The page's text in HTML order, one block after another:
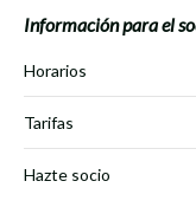
Información para el
Horarios
Tarifas
Hazte socio